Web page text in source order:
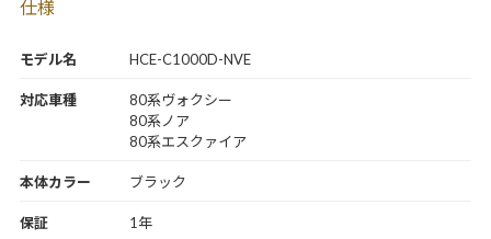
モデル名 HCE-C1000D-NVE
仕様
対応車種
80系ヴォクシー
80系ノア
80系エスクァイア
本体カラー ブラック
保証 1年